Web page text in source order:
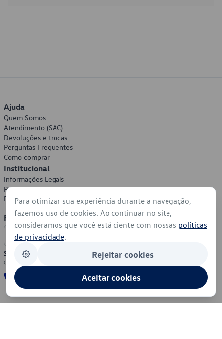
Ajuda
Quem Somos
Atendimento (SAC)
Devoluções e trocas
Perguntas Frequentes
Como comprar
Institucional
Informações Legais
Política de Privacidade
Política de Cookies
Formas de Pagamento
Segurança
Para otimizar sua experiência durante a navegação,
fazemos uso de cookies. Ao continuar no site,
consideramos que você está ciente com nossas políticas
de privacidade.
Rejeitar cookies
Aceitar cookies